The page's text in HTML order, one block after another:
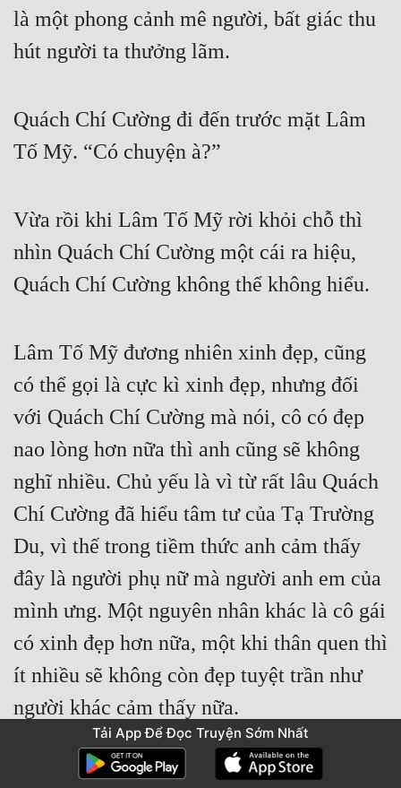
là một phong cảnh mê người, bất giác thu
hút người ta thưởng lãm.
Quách Chí Cường đi đến trước mặt Lâm
Tố Mỹ. “Có chuyện à?”
Vừa rồi khi Lâm Tố Mỹ rời khỏi chỗ thì
nhìn Quách Chí Cường một cái ra hiệu,
Quách Chí Cường không thể không hiểu.
Lâm Tố Mỹ đương nhiên xinh đẹp, cũng
có thể gọi là cực kì xinh đẹp, nhưng đối
với Quách Chí Cường mà nói, cô có đẹp
nao lòng hơn nữa thì anh cũng sẽ không
nghĩ nhiều. Chủ yếu là vì từ rất lâu Quách
Chí Cường đã hiểu tâm tư của Tạ Trường
Du, vì thế trong tiềm thức anh cảm thấy
đây là người phụ nữ mà người anh em của
mình ưng. Một nguyên nhân khác là cô gái
có xinh đẹp hơn nữa, một khi thân quen thì
ít nhiều sẽ không còn đẹp tuyệt trần như
người khác cảm thấy nữa.
“Cậu từng đi thăm Tạ Trường Du chưa?”
Tải App Để Đọc Truyện Sớm Nhất